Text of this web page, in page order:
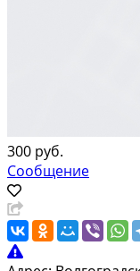
300 руб.
Сообщение